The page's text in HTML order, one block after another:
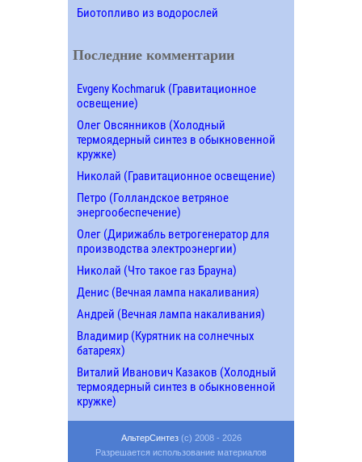
Биотопливо из водорослей
Последние комментарии
Evgeny Kochmaruk (Гравитационное
освещение)
Олег Овсянников (Холодный
термоядерный синтез в обыкновенной
кружке)
Николай (Гравитационное освещение)
Петро (Голландское ветряное
энергообеспечение)
Олег (Дирижабль ветрогенератор для
производства электроэнергии)
Николай (Что такое газ Брауна)
Денис (Вечная лампа накаливания)
Андрей (Вечная лампа накаливания)
Владимир (Курятник на солнечных
батареях)
Виталий Иванович Казаков (Холодный
термоядерный синтез в обыкновенной
кружке)
АльтерСинтез(c) 2008 - 2026
Разрешается использование материалов